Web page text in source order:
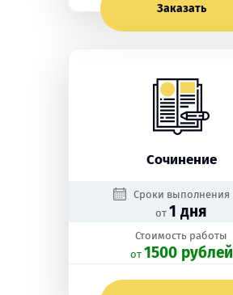
Заказать
Сочинение
Сроки выполнения
от 1 дня
Стоимость работы
oт 1500 рублей